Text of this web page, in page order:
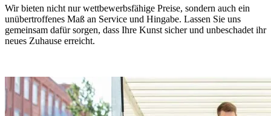
Wir bieten nicht nur wettbewerbsfähige Preise, sondern auch ein
unübertroffenes Maß an Service und Hingabe. Lassen Sie uns
gemeinsam dafür sorgen, dass Ihre Kunst sicher und unbeschadet ihr
neues Zuhause erreicht.